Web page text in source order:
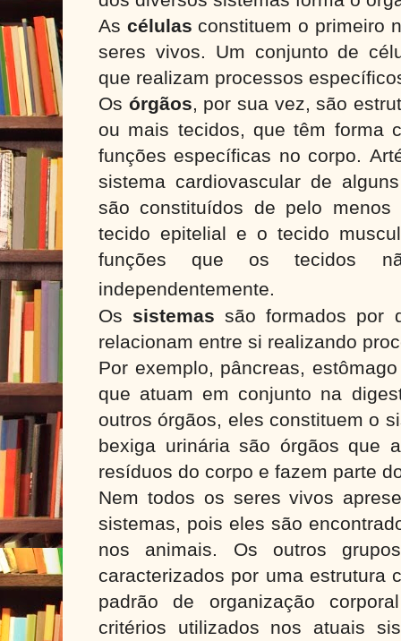
As células constituem o primeiro
seres vivos. Um conjunto de
que realizam processos
Os órgãos, por sua vez, são
ou mais tecidos, que têm forma
funções específicas no corpo.
sistema cardiovascular de
são constituídos de pelo
tecido epitelial e o tecido
funções que os tecidos
independentemente.
Os sistemas são formados por
relacionam entre si realizando
Por exemplo, pâncreas,
que atuam em conjunto na
outros órgãos, eles constituem o
bexiga urinária são órgãos que
resíduos do corpo e fazem parte
Nem todos os seres vivos
sistemas, pois eles são
nos animais. Os outros
caracterizados por uma estrutura
padrão de organização
critérios utilizados nos atuais